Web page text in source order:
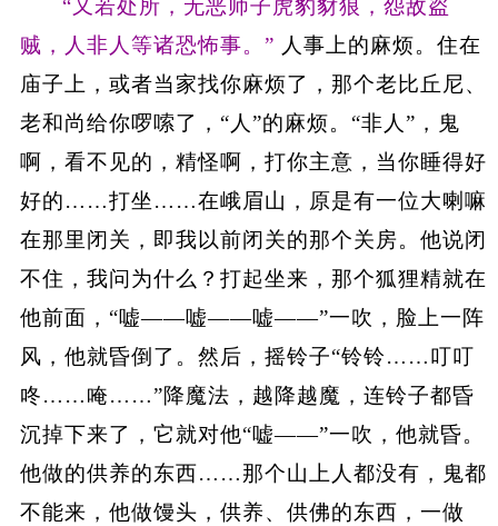
“又若处所，无恶师子虎豹豺狼，怨敌盗
贼，人非人等诸恐怖事。” 人事上的麻烦。住在
庙子上，或者当家找你麻烦了，那个老比丘尼、
老和尚给你啰嗦了，“人”的麻烦。“非人”，鬼
啊，看不见的，精怪啊，打你主意，当你睡得好
好的……打坐……在峨眉山，原是有一位大喇嘛
在那里闭关，即我以前闭关的那个关房。他说闭
不住，我问为什么？打起坐来，那个狐狸精就在
他前面，“嘘——嘘——嘘——”一吹，脸上一阵
风，他就昏倒了。然后，摇铃子“铃铃……叮叮
咚……唵……”降魔法，越降越魔，连铃子都昏
沉掉下来了，它就对他“嘘——”一吹，他就昏。
他做的供养的东西……那个山上人都没有，鬼都
不能来，他做馒头，供养、供佛的东西，一做